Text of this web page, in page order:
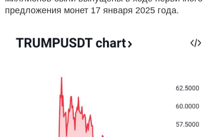
предложения монет 17 января 2025 года.